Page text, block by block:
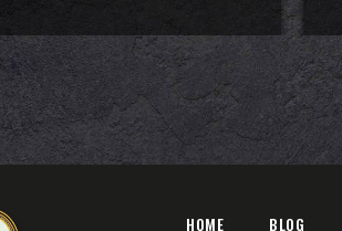
HOME BLOG